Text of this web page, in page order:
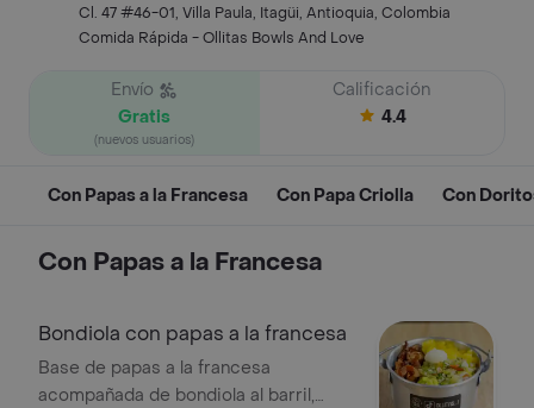
Cl. 47 #46-01, Villa Paula, Itagüi, Antioquia, Colombia
Comida Rápida - Ollitas Bowls And Love
Envío
Gratis
(nuevos usuarios)
Calificación
4.4
Con Papas a la Francesa Con Papa Criolla Con
Con Papas a la Francesa
Bondiola con papas a la francesa
Base de papas a la francesa
acompañada de bondiola al barril,